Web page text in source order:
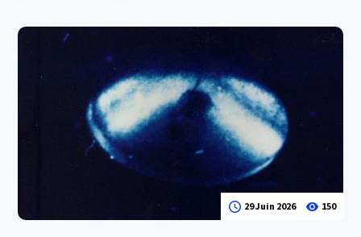
29 Juin 2026 150